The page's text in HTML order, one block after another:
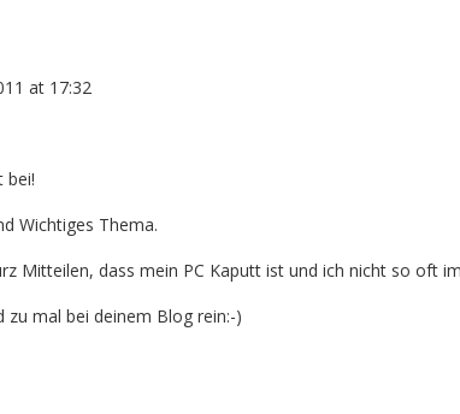
at 17:32
bei!
Wichtiges Thema.
Mitteilen, dass mein PC Kaputt ist und ich nicht so oft
zu mal bei deinem Blog rein:-)